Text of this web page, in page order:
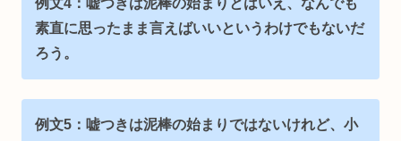
例文4：嘘つきは泥棒の始まりとはいえ、なんでも
素直に思ったまま言えばいいというわけでもないだ
ろう。
例文5：嘘つきは泥棒の始まりではないけれど、小